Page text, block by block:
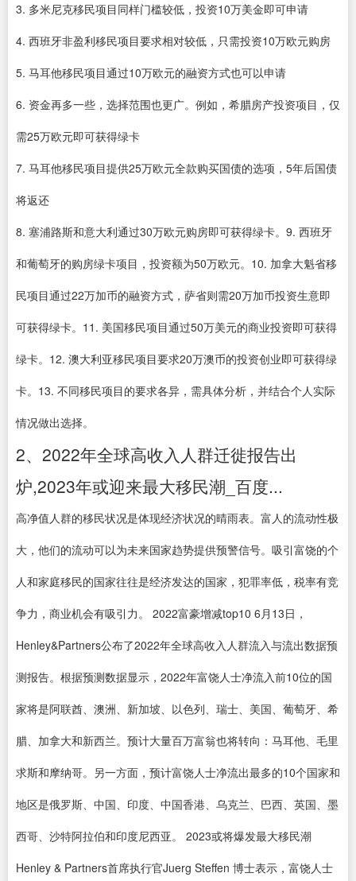
3. 多米尼克移民项目同样门槛较低，投资10万美金即可申请
4. 西班牙非盈利移民项目要求相对较低，只需投资10万欧元购房
5. 马耳他移民项目通过10万欧元的融资方式也可以申请
6. 资金再多一些，选择范围也更广。例如，希腊房产投资项目，仅
需25万欧元即可获得绿卡
7. 马耳他移民项目提供25万欧元全款购买国债的选项，5年后国债
将返还
8. 塞浦路斯和意大利通过30万欧元购房即可获得绿卡。9. 西班牙
和葡萄牙的购房绿卡项目，投资额为50万欧元。10. 加拿大魁省移
民项目通过22万加币的融资方式，萨省则需20万加币投资生意即
可获得绿卡。11. 美国移民项目通过50万美元的商业投资即可获得
绿卡。12. 澳大利亚移民项目要求20万澳币的投资创业即可获得绿
卡。13. 不同移民项目的要求各异，需具体分析，并结合个人实际
情况做出选择。
2、2022年全球高收入人群迁徙报告出
炉,2023年或迎来最大移民潮_百度...
高净值人群的移民状况是体现经济状况的晴雨表。富人的流动性极
大，他们的流动可以为未来国家趋势提供预警信号。吸引富饶的个
人和家庭移民的国家往往是经济发达的国家，犯罪率低，税率有竞
争力，商业机会有吸引力。 2022富豪增减top10 6月13日，
Henley&Partners公布了2022年全球高收入人群流入与流出数据预
测报告。根据预测数据显示，2022年富饶人士净流入前10位的国
家将是阿联酋、澳洲、新加坡、以色列、瑞士、美国、葡萄牙、希
腊、加拿大和新西兰。预计大量百万富翁也将转向：马耳他、毛里
求斯和摩纳哥。另一方面，预计富饶人士净流出最多的10个国家和
地区是俄罗斯、中国、印度、中国香港、乌克兰、巴西、英国、墨
西哥、沙特阿拉伯和印度尼西亚。 2023或将爆发最大移民潮
Henley & Partners首席执行官Juerg Steffen 博士表示，富饶人士